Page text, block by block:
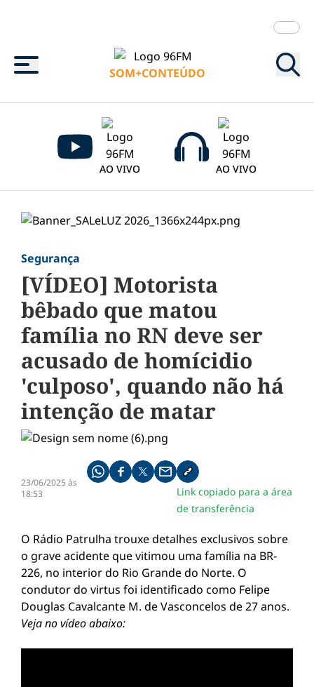
Menu
SOM+CONTEÚDO
AO VIVO AO VIVO
Segurança
[VÍDEO] Motorista
bêbado que matou
família no RN deve ser
acusado de homícidio
'culposo', quando não há
intenção de matar
23/06/2025 às
18:53
Compartilhe pelo whatsapp
Compartilhar no facebook
Compartilhar no twitter
Compartilhe pelo email
Copiar link da notícia
Link copiado para a área
de transferência
O Rádio Patrulha trouxe detalhes exclusivos sobre
o grave acidente que vitimou uma família na BR-
226, no interior do Rio Grande do Norte. O
condutor do virtus foi identificado como Felipe
Douglas Cavalcante M. de Vasconcelos de 27 anos.
Veja no vídeo abaixo: